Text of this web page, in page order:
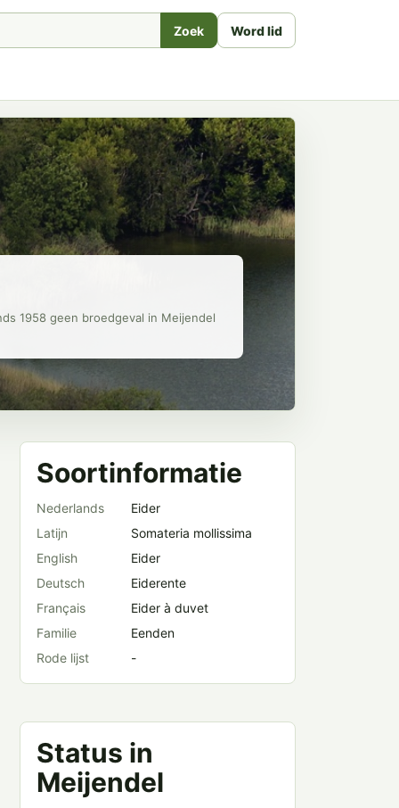
Zoek Word lid
1958 geen broedgeval in Meijendel
Soortinformatie
Nederlands
Eider
Latijn
Somateria mollissima
English
Eider
Deutsch
Eiderente
Français
Eider à duvet
Familie
Eenden
Rode lijst
-
Status in
Meijendel